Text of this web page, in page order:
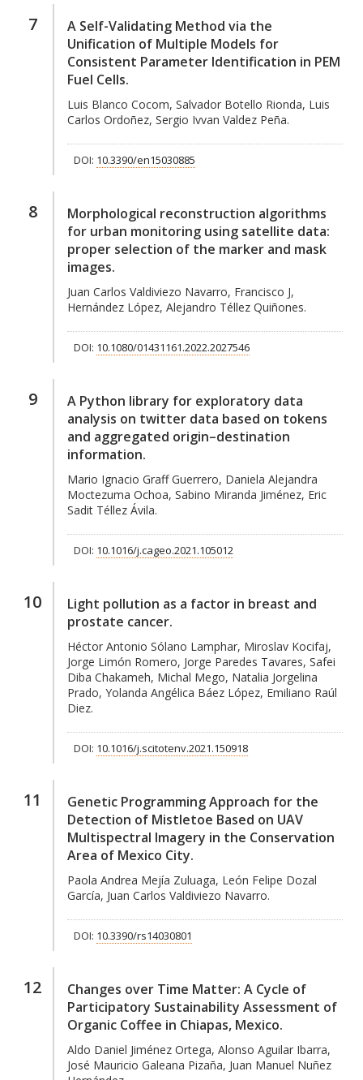
7
A Self-Validating Method via the
Unification of Multiple Models for
Consistent Parameter Identification in PEM
Fuel Cells.
Luis Blanco Cocom, Salvador Botello Rionda, Luis
Carlos Ordoñez, Sergio Ivvan Valdez Peña.
DOI: 10.3390/en15030885
8
Morphological reconstruction algorithms
for urban monitoring using satellite data:
proper selection of the marker and mask
images.
Juan Carlos Valdiviezo Navarro, Francisco J,
Hernández López, Alejandro Téllez Quiñones.
DOI: 10.1080/01431161.2022.2027546
9
A Python library for exploratory data
analysis on twitter data based on tokens
and aggregated origin–destination
information.
Mario Ignacio Graff Guerrero, Daniela Alejandra
Moctezuma Ochoa, Sabino Miranda Jiménez, Eric
Sadit Téllez Ávila.
DOI: 10.1016/j.cageo.2021.105012
10
Light pollution as a factor in breast and
prostate cancer.
Héctor Antonio Sólano Lamphar, Miroslav Kocifaj,
Jorge Limón Romero, Jorge Paredes Tavares, Safei
Diba Chakameh, Michal Mego, Natalia Jorgelina
Prado, Yolanda Angélica Báez López, Emiliano Raúl
Diez.
DOI: 10.1016/j.scitotenv.2021.150918
11
Genetic Programming Approach for the
Detection of Mistletoe Based on UAV
Multispectral Imagery in the Conservation
Area of Mexico City.
Paola Andrea Mejía Zuluaga, León Felipe Dozal
García, Juan Carlos Valdiviezo Navarro.
DOI: 10.3390/rs14030801
12
Changes over Time Matter: A Cycle of
Participatory Sustainability Assessment of
Organic Coffee in Chiapas, Mexico.
Aldo Daniel Jiménez Ortega, Alonso Aguilar Ibarra,
José Mauricio Galeana Pizaña, Juan Manuel Nuñez